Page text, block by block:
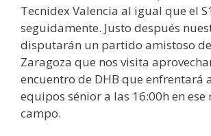
Tecnidex Valencia al igual que el
seguidamente. Justo después
disputarán un partido amistoso
Zaragoza que nos visita
encuentro de DHB que enfrentará
equipos sénior a las 16:00h en ese
campo.